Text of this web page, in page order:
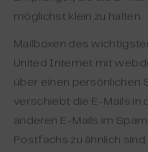
möglichst klein zu halten.
Mailboxen des
United Internet mit
über einen persönlichen
verschiebt die E-Mails in
anderen E-Mails im
Postfachs zu ähnlich